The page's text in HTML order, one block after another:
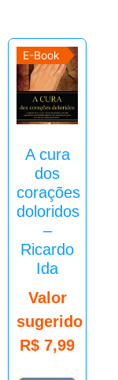
E-Book
A cura
dos
corações
doloridos
–
Ricardo
Ida
Valor
sugerido
R$ 7,99